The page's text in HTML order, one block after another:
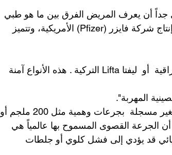
جداً أن يعرف المريض الفرق بين ما هو طبي
هو الفياجرا الأصلية من إنتاج شركة فايزر (Pfizer) الأمريكية، وتتميز
في العراق، تتوفر أنواع رصينة من شركة Samagra العراقية  أو  ليفتا Lifta التركية . هذه الأنواع آمنة
المهربة".
هذه الحبوب التي تباع في "البسطات" أو بعض الاماكن الغير مسجلة  بجرعات وهمية مثل 200 ملجم أو
أن الجرعة القصوى المسموح بها عالمياً هي
قد يؤدي إلى فشل كلوي أو جلطات